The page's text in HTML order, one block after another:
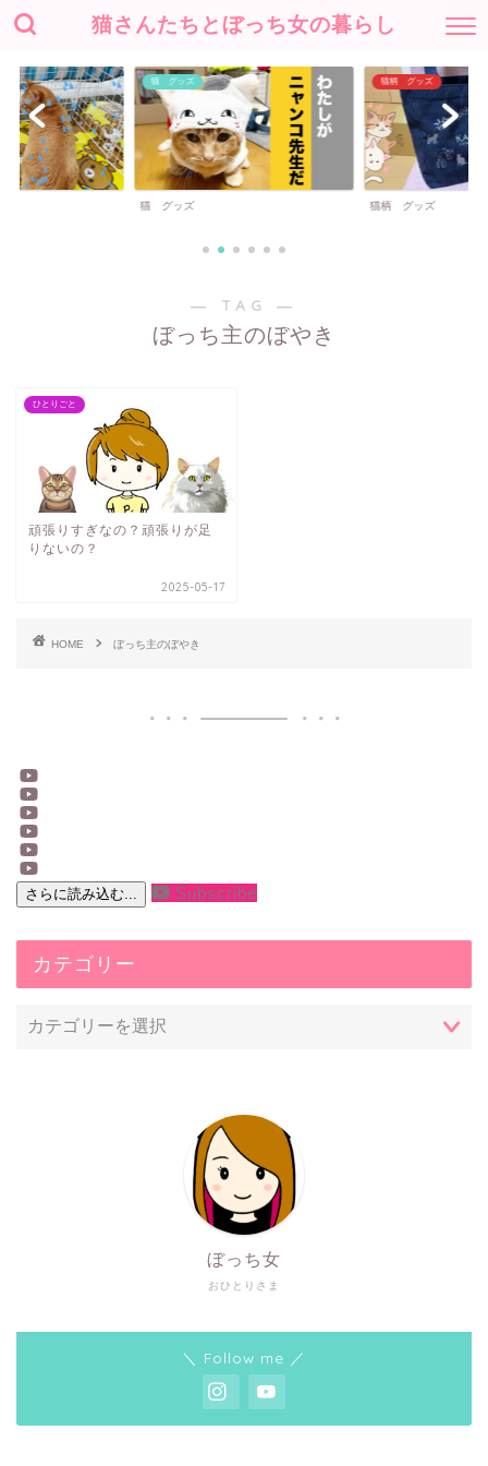
猫さんたちとぼっち女の暮らし
猫 グッズ
猫 グッズ
猫柄 グッズ
猫柄 グッズ
― TAG ―
ぼっち主のぼやき
ひとりごと
頑張りすぎなの？頑張りが足
りないの？
2025-05-17
HOME ぼっち主のぼやき
さらに読み込む... Subscribe
カテゴリー
おひとりさま
ぼっち女
＼ Follow me ／